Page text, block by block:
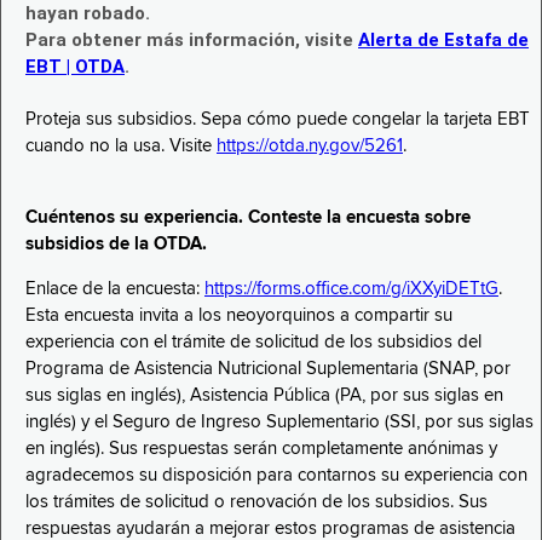
hayan robado.
Para obtener más información, visite Alerta de Estafa de
EBT | OTDA.
Proteja sus subsidios. Sepa cómo puede congelar la tarjeta EBT
cuando no la usa. Visite https://otda.ny.gov/5261 .
Cuéntenos su experiencia. Conteste la encuesta sobre
subsidios de la OTDA.
Enlace de la encuesta: https://forms.office.com/g/iXXyiDETtG.
Esta encuesta invita a los neoyorquinos a compartir su
experiencia con el trámite de solicitud de los subsidios del
Programa de Asistencia Nutricional Suplementaria (SNAP, por
sus siglas en inglés), Asistencia Pública (PA, por sus siglas en
inglés) y el Seguro de Ingreso Suplementario (SSI, por sus siglas
en inglés). Sus respuestas serán completamente anónimas y
agradecemos su disposición para contarnos su experiencia con
los trámites de solicitud o renovación de los subsidios. Sus
respuestas ayudarán a mejorar estos programas de asistencia